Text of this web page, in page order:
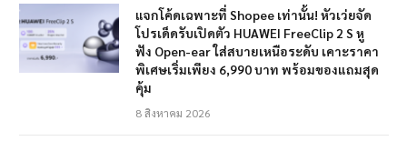
แจกโค้ดเฉพาะที่ Shopee เท่านั้น! หัวเว่ยจัด
โปรเด็ดรับเปิดตัว HUAWEI FreeClip 2 S หู
ฟัง Open-ear ใส่สบายเหนือระดับ เคาะราคา
พิเศษเริ่มเพียง 6,990 บาท พร้อมของแถมสุด
คุ้ม
8 สิงหาคม 2026